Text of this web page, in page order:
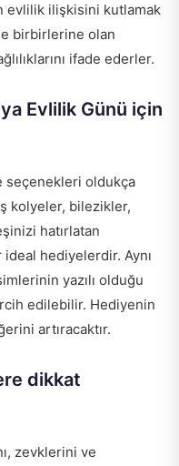
evlilik ilişkisini kutlamak
birbirlerine olan
ifade ederler.
Evlilik Günü için
seçenekleri oldukça
kolyeler, bilezikler,
hatırlatan
hediyelerdir. Aynı
yazılı olduğu
edilebilir. Hediyenin
artıracaktır.
dikkat
zevklerini ve